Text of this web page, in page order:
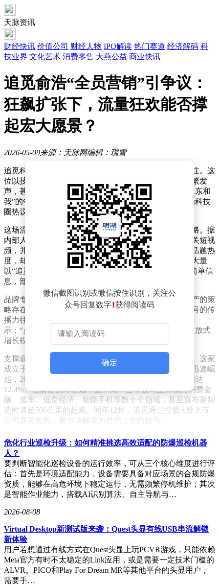
天脉资讯
财经快讯 价值公司 财经人物 IPO解读 热门赛道 经济解码 科
技业界 文化艺术 消费零售 大燕公益 商业快讯
追觅俞浩“全员营销”引争议：
狂飙扩张下，流量狂欢能否撑
起宏大愿景？
2026-05-09来源：天脉网编辑：瑞雪
追觅科技创始人俞浩近期因一系列高调举动引发广泛关注。这
位以技术见长的企业家突然转变风格，在短视频平台频繁发
声，甚至抛出“中国真正理解汽车设计的只有雷军、余承东和
我”的争议性言论。该视频被置顶后迅速登上热搜，成为科技
圈热议话题。
这场流量实验背后，是追觅科技正在推行的全员营销战略。据
内部人士透露，公司要求全体员工每日发布三条产品相关短视
频，并设立丰厚奖励机制。这一举措虽在短期内制造了话题热
度，却也暴露出执行层面的诸多问题。社交平台上出现大量
以“追觅”命名的员工账号，发布内容多为“互粉求救”等简单信
息，部分研发人员坦言难以平衡本职工作与内容创作。
品牌专家指出，这种将员工私人信用转化为企业品牌资产的策
略存在风险。当被动员者流露出疲惫与抗拒时，负面信号的传
播力往往超过专业营销内容。某家电企业前市场总监表
示：“员工账号的失控表达可能演变为品牌危机，这种粗放式
增长模式难以持续。”
支撑俞浩激进策略的，是追觅科技近年来的爆发式增长。这家
成立于2017年的清洁电器企业，凭借高速数字马达技术迅速崛
起，2025年营收突破400亿元，全球扫地机器人市场份额达
12.4%。但俞浩的野心远不止于此，当年公司业务横跨消费金
融、造车、低空经济、智能手机等数十个领域，甚至宣布要制
造时速超500公里的超跑。同年12月，追觅通过控股A股上市
公司嘉美包装，被市场解读为借壳上市的信号。
在2026年初的内部活动上，俞浩公开表示要“将追觅打造成人
类历史上最伟大的企业”，并计划在年底推动旗下多业务批量
上市。这种将长期愿景与短期目标混杂的表述，引发市场对其
战略可行性的质疑。有分析师对比发现，追觅当前营收规模与
贾跃亭时期的乐视相当，但后者因过度扩张最终崩盘的经历仍
历历在目。
与乐视不同的是，追觅确实保持着实体业务的增长。其扫地机
业认可。但这种技术驱动型增长模式，能否支撑起俞浩描绘
的“百万亿美金生态”仍存疑问。某投行人士指出：“未经审计
的财务数据和尚未稳固的品牌根基，使追觅的估值存在较大水
分。”
俞浩的激进策略折射出中国制造企业转型期的集体焦虑。在流
微信截图识别或微信按住识别，关注公
众号回复数字1获得阅读码
确定
危化行业巡检升级：如何精准挑选高效适配的防爆巡检机器
人？
要判断智能化巡检设备的运行效率，可从三个核心维度进行评
估：首先是环境适配能力，设备需要具备对应场景的合规防爆
资质，能够在高危环境下稳定运行，无需频繁停机维护；其次
是智能作业能力，搭载AI识别算法、自主导航与…
2026-08-08
Virtual Desktop新测试版来袭：Quest头显有线USB串流解锁
新体验
用户若想通过有线方式在Quest头显上玩PCVR游戏，只能依赖
Meta官方有时不太稳定的Link应用，或是需要一定技术门槛的
ALVR。PICO和Play For Dream MR等其他平台的头显用户，
需要手…